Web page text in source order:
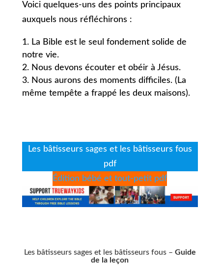
Voici quelques-uns des points principaux
auxquels nous réfléchirons :
La Bible est le seul fondement solide de
notre vie.
Nous devons écouter et obéir à Jésus.
Nous aurons des moments difficiles. (La
même tempête a frappé les deux maisons).
Les bâtisseurs sages et les bâtisseurs fous
pdf
Édition bébé et tout-petit pdf
Les bâtisseurs sages et les bâtisseurs fous – Guide
de la leçon